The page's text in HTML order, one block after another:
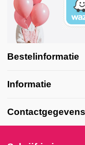
Bestelinformatie
Informatie
Contactgegevens